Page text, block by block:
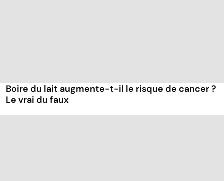
Boire du lait augmente-t-il le risque de cancer ?
Le vrai du faux